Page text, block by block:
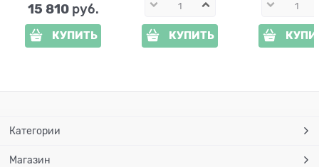
15 810 руб.
КУПИТЬ КУПИТЬ
Категории
Магазин